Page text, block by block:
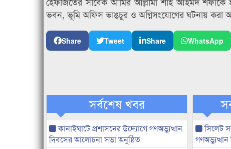
ভবন, ভূমি অফিস ভাঙচুর ও অগ্নিসংযোগের ঘটনায় করা
Share Tweet Share WhatsApp
সর্বশেষ খবর
কানাইঘাটে প্রশাসনের উদ্যোগে গণঅভ্যুত্থান
দিবসের আলোচনা সভা অনুষ্ঠিত
সিলেট